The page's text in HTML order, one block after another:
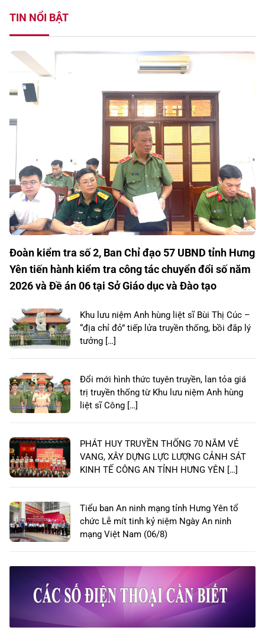
TIN NỔI BẬT
Đoàn kiểm tra số 2, Ban Chỉ đạo 57 UBND tỉnh Hưng
Yên tiến hành kiểm tra công tác chuyển đổi số năm
2026 và Đề án 06 tại Sở Giáo dục và Đào tạo
Khu lưu niệm Anh hùng liệt sĩ Bùi Thị Cúc –
“địa chỉ đỏ” tiếp lửa truyền thống, bồi đắp lý
tưởng […]
Đổi mới hình thức tuyên truyền, lan tỏa giá
trị truyền thống từ Khu lưu niệm Anh hùng
liệt sĩ Công […]
PHÁT HUY TRUYỀN THỐNG 70 NĂM VẺ
VANG, XÂY DỰNG LỰC LƯỢNG CẢNH SÁT
KINH TẾ CÔNG AN TỈNH HƯNG YÊN […]
Tiểu ban An ninh mạng tỉnh Hưng Yên tổ
chức Lễ mít tinh kỷ niệm Ngày An ninh
mạng Việt Nam (06/8)